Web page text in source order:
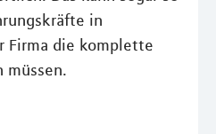
in
Firma die komplette
müssen.